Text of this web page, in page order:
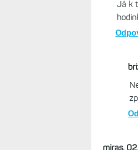
Já k
miras,